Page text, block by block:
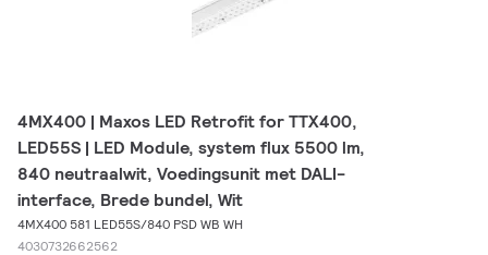
4MX400 | Maxos LED Retrofit for TTX400,
LED55S | LED Module, system flux 5500 lm,
840 neutraalwit, Voedingsunit met DALI-
interface, Brede bundel, Wit
4MX400 581 LED55S/840 PSD WB WH
4030732662562